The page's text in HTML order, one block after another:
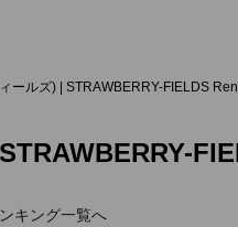
ールズ) STRAWBERRY-FIELDS
キング一覧へ